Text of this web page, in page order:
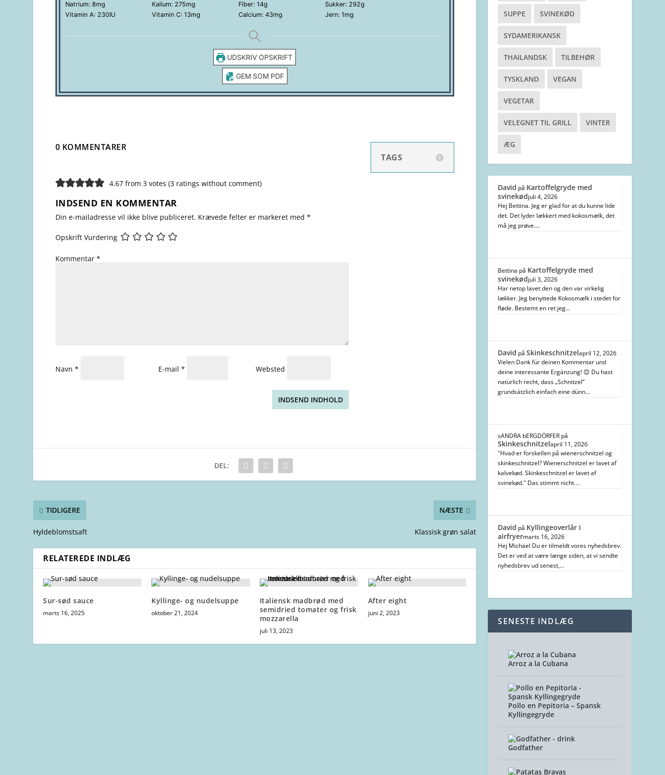
Natrium: 8mg Kalium: 275mg Fiber: 14g Sukker: 292g
Vitamin A: 230IU Vitamin C: 13mg Calcium: 43mg Jern: 1mg
UDSKRIV OPSKRIFT
GEM SOM PDF
0 KOMMENTARER
4.67 from 3 votes (3 ratings without comment)
INDSEND EN KOMMENTAR
Din e-mailadresse vil ikke blive publiceret. Krævede felter er markeret med *
Opskrift Vurdering
Kommentar *
Navn * E-mail * Websted
INDSEND INDHOLD
TAGS
DEL:
TIDLIGERE
Hyldeblomstsaft
NÆSTE
Klassisk grøn salat
RELATEREDE INDLÆG
Sur-sød sauce
marts 16, 2025
Kyllinge- og nudelsuppe
oktober 21, 2024
Italiensk madbrød med
semidried tomater og frisk
mozzarella
juli 13, 2023
After eight
juni 2, 2023
SUPPE SVINEKØD
SYDAMERIKANSK
THAILANDSK TILBEHØR
TYSKLAND VEGAN
VEGETAR
VELEGNET TIL GRILL VINTER
ÆG
David på Kartoffelgryde med
svinekødjuli 4, 2026
Hej Bettina. Jeg er glad for at du kunne lide
det. Det lyder lækkert med kokosmælk, det
må jeg prøve.…
Bettina på Kartoffelgryde med
svinekødjuli 3, 2026
Har netop lavet den og den var virkelig
lækker. Jeg benyttede Kokosmælk i stedet for
fløde. Bestemt en ret jeg…
David påSkinkeschnitzelapril 12, 2026
Vielen Dank für deinen Kommentar und
deine interessante Ergänzung! 😊 Du hast
natürlich recht, dass „Schnitzel“
grundsätzlich einfach eine dünn…
sANDRA bERGDÖRFER på
Skinkeschnitzelapril 11, 2026
"Hvad er forskellen på wienerschnitzel og
skinkeschnitzel? Wienerschnitzel er lavet af
kalvekød. Skinkeschnitzel er lavet af
svinekød." Das stimmt nicht.…
David på Kyllingeoverlår i
airfryermarts 16, 2026
Hej Michael Du er tilmeldt vores nyhedsbrev.
Det er ved at være længe siden, at vi sendte
nyhedsbrev ud senest,…
SENESTE INDLÆG
Arroz a la Cubana
Pollo en Pepitoria – Spansk
Kyllingegryde
Godfather